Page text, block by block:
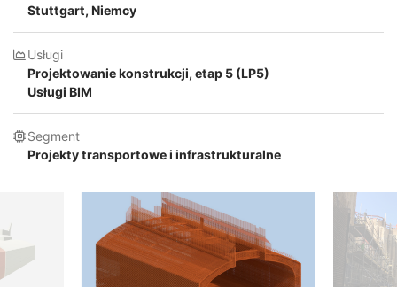
Stuttgart, Niemcy
Usługi
Projektowanie konstrukcji, etap 5 (LP5)
Usługi BIM
Segment
Projekty transportowe i infrastrukturalne